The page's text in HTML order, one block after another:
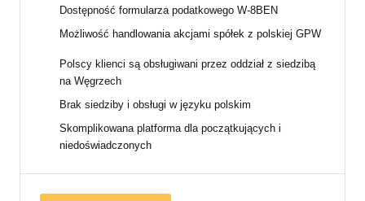
Dostępność formularza podatkowego W-8BEN
Możliwość handlowania akcjami spółek z polskiej GPW
Polscy klienci są obsługiwani przez oddział z siedzibą
na Węgrzech
Brak siedziby i obsługi w języku polskim
Skomplikowana platforma dla początkujących i
niedoświadczonych